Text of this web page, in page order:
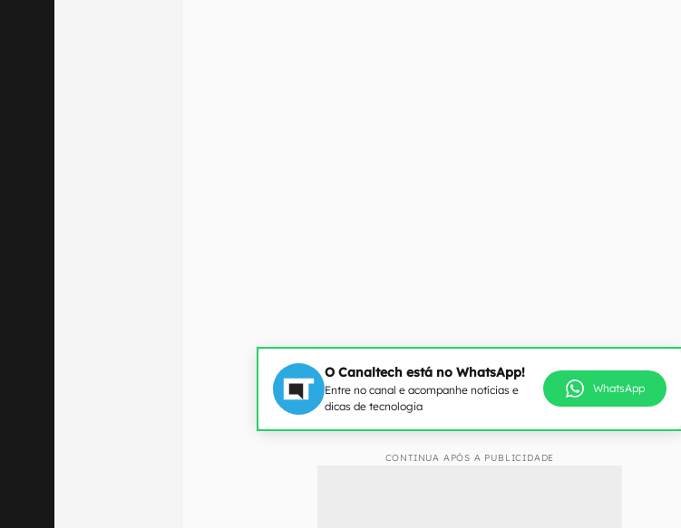
O Canaltech está no WhatsApp!
Entre no canal e acompanhe notícias e
dicas de tecnologia
WhatsApp
CONTINUA APÓS A PUBLICIDADE